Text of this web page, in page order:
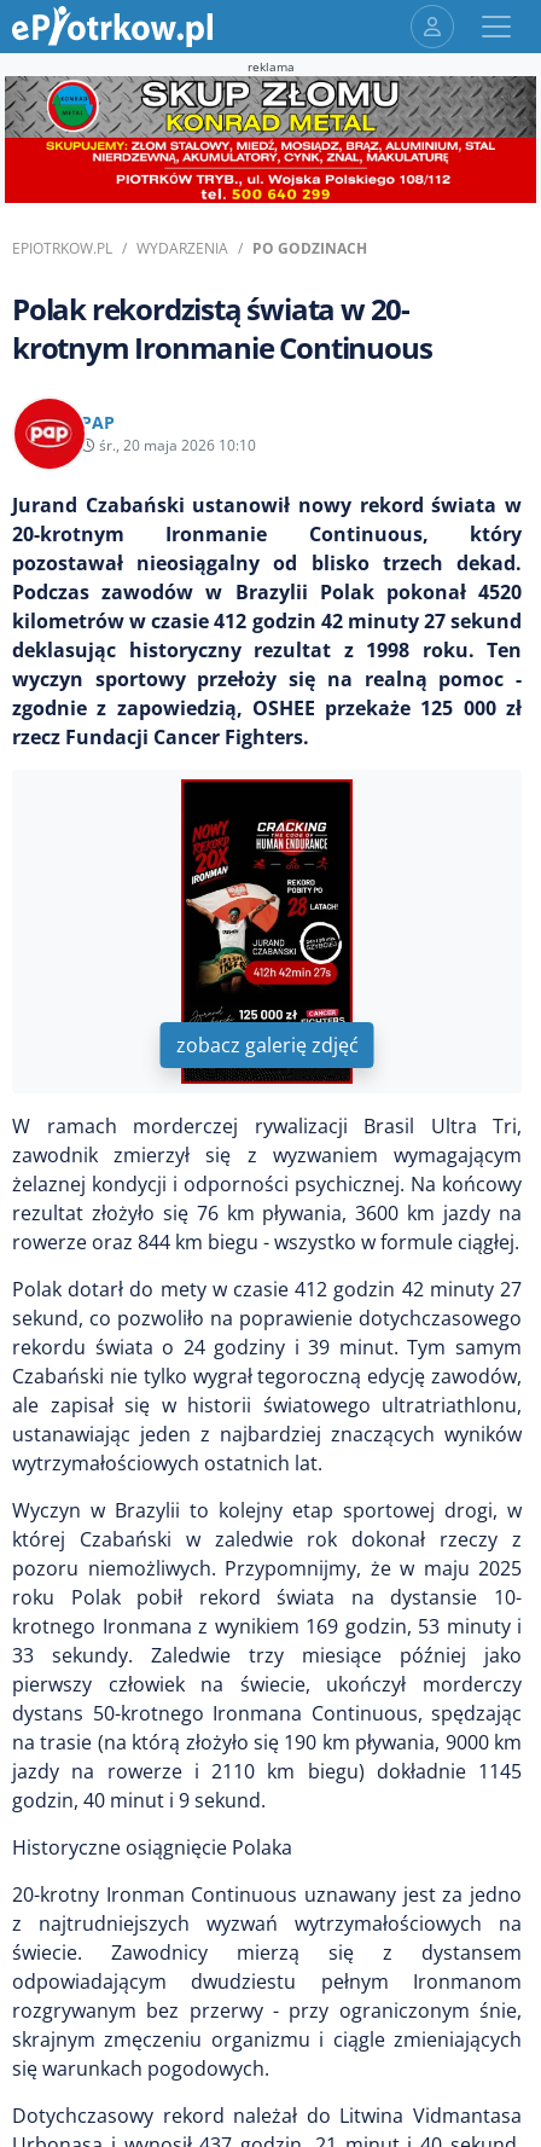
reklama
EPIOTRKOW.PL WYDARZENIA PO GODZINACH
Polak rekordzistą świata w 20-
krotnym Ironmanie Continuous
PAP
śr., 20 maja 2026 10:10
Jurand Czabański ustanowił nowy rekord świata w
20-krotnym Ironmanie Continuous, który
pozostawał nieosiągalny od blisko trzech dekad.
Podczas zawodów w Brazylii Polak pokonał 4520
kilometrów w czasie 412 godzin 42 minuty 27 sekund
deklasując historyczny rezultat z 1998 roku. Ten
wyczyn sportowy przełoży się na realną pomoc -
zgodnie z zapowiedzią, OSHEE przekaże 125 000 zł
rzecz Fundacji Cancer Fighters.
zobacz galerię zdjęć
W ramach morderczej rywalizacji Brasil Ultra Tri,
zawodnik zmierzył się z wyzwaniem wymagającym
żelaznej kondycji i odporności psychicznej. Na końcowy
rezultat złożyło się 76 km pływania, 3600 km jazdy na
rowerze oraz 844 km biegu - wszystko w formule ciągłej.
Polak dotarł do mety w czasie 412 godzin 42 minuty 27
sekund, co pozwoliło na poprawienie dotychczasowego
rekordu świata o 24 godziny i 39 minut. Tym samym
Czabański nie tylko wygrał tegoroczną edycję zawodów,
ale zapisał się w historii światowego ultratriathlonu,
ustanawiając jeden z najbardziej znaczących wyników
wytrzymałościowych ostatnich lat.
Wyczyn w Brazylii to kolejny etap sportowej drogi, w
której Czabański w zaledwie rok dokonał rzeczy z
pozoru niemożliwych. Przypomnijmy, że w maju 2025
roku Polak pobił rekord świata na dystansie 10-
krotnego Ironmana z wynikiem 169 godzin, 53 minuty i
33 sekundy. Zaledwie trzy miesiące później jako
pierwszy człowiek na świecie, ukończył morderczy
dystans 50-krotnego Ironmana Continuous, spędzając
na trasie (na którą złożyło się 190 km pływania, 9000 km
jazdy na rowerze i 2110 km biegu) dokładnie 1145
godzin, 40 minut i 9 sekund.
Historyczne osiągnięcie Polaka
20-krotny Ironman Continuous uznawany jest za jedno
z najtrudniejszych wyzwań wytrzymałościowych na
świecie. Zawodnicy mierzą się z dystansem
odpowiadającym dwudziestu pełnym Ironmanom
rozgrywanym bez przerwy - przy ograniczonym śnie,
skrajnym zmęczeniu organizmu i ciągle zmieniających
się warunkach pogodowych.
Dotychczasowy rekord należał do Litwina Vidmantasa